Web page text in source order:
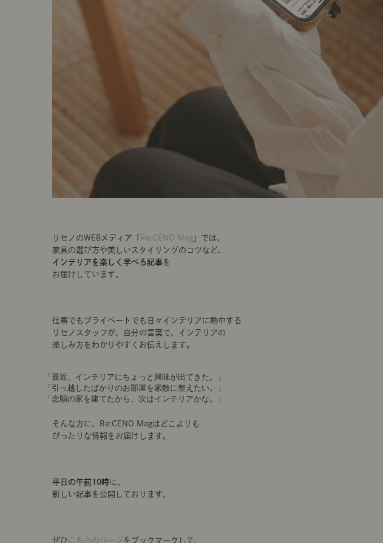
リセノのWEBメディア「 Re:CENO Mag 」では、
家具の選び方や美しいスタイリングのコツなど、
インテリアを楽しく学べる記事を
お届けしています。
仕事でもプライベートでも日々インテリアに熱中する
リセノスタッフが、自分の言葉で、インテリアの
楽しみ方をわかりやすくお伝えします。
「最近、インテリアにちょっと興味が出てきた。」
「引っ越したばかりのお部屋を素敵に整えたい。」
「念願の家を建てたから、次はインテリアかな。」
そんな方に、Re:CENO Magはどこよりも
ぴったりな情報をお届けします。
平日の午前10時に、
新しい記事を公開しております。
ぜひ こちらのページ をブックマークして、